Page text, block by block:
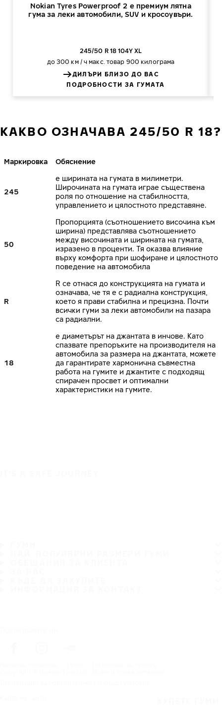
Nokian Tyres Powerproof 2 е премиум лятна
гума за леки автомобили, SUV и кросоувъри.
245/50 R 18 104Y XL
до 300 км / ч макс. товар 900 килограма
ДИЛЪРИ БЛИЗО ДО ВАС
ПОДРОБНОСТИ ЗА ГУМАТА
КАКВО ОЗНАЧАВА 245/50 R 18?
Маркировка Обяснение
245
е ширината на гумата в милиметри.
Широчината на гумата играе съществена
роля по отношение на стабилността,
управлението и цялостното представяне.
50
Пропорцията (съотношението височина към
ширина) представлява съотношението
между височината и ширината на гумата,
изразено в проценти. Тя оказва влияние
върху комфорта при шофиране и цялостното
поведение на автомобила
R
R се отнася до конструкцията на гумата и
означава, че тя е с радиална конструкция,
което я прави стабилна и прецизна. Почти
всички гуми за леки автомобили на пазара
са радиални.
18
е диаметърът на джантата в инчове. Като
спазвате препоръките на производителя на
автомобила за размера на джантата, можете
да гарантирате хармонична съвместна
работа на гумите и джантите с подходящ
спирачен просвет и оптимални
характеристики на гумите.